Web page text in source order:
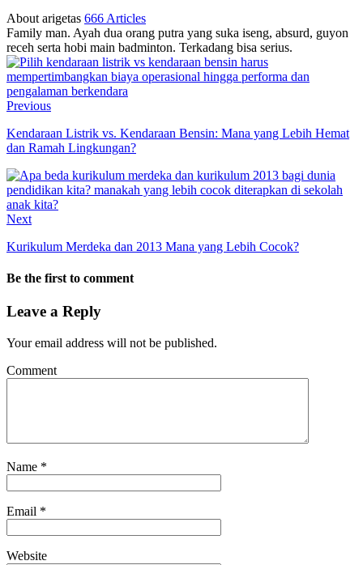
About arigetas 666 Articles
Family man. Ayah dua orang putra yang suka iseng, absurd, guyon
receh serta hobi main badminton. Terkadang bisa serius.
Previous
Kendaraan Listrik vs. Kendaraan Bensin: Mana yang Lebih Hemat
dan Ramah Lingkungan?
Next
Kurikulum Merdeka dan 2013 Mana yang Lebih Cocok?
Be the first to comment
Leave a Reply
Your email address will not be published.
Comment
Name *
Email *
Website